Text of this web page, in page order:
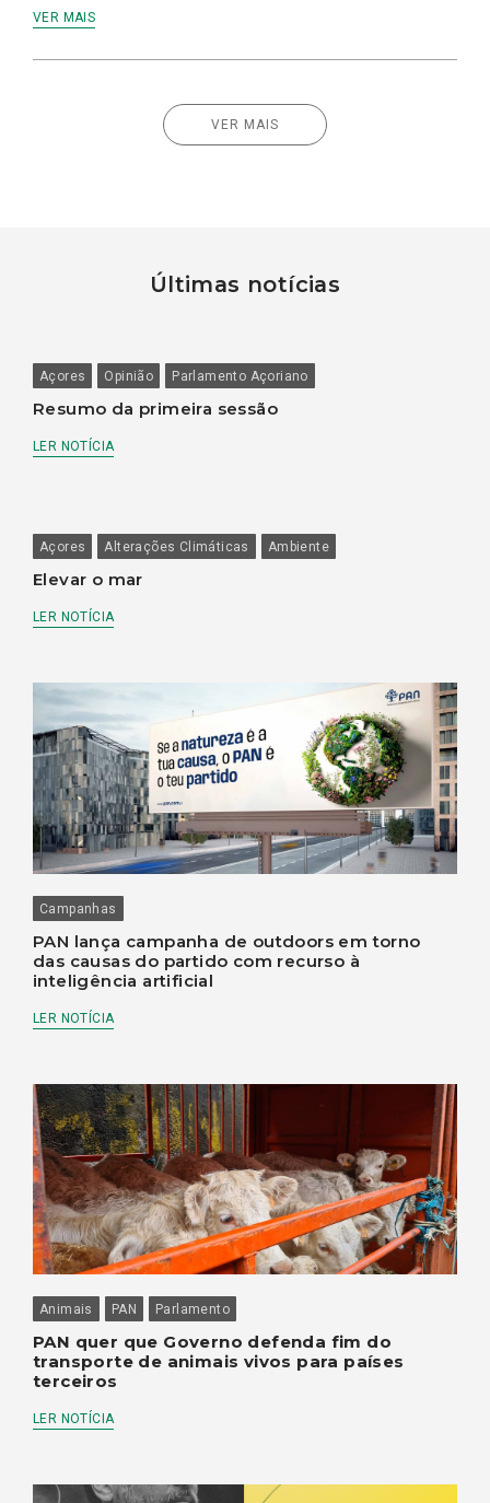
VER MAIS
VER MAIS
Últimas notícias
Açores Opinião Parlamento Açoriano
Resumo da primeira sessão
LER NOTÍCIA
Açores Alterações Climáticas Ambiente
Elevar o mar
LER NOTÍCIA
Campanhas
PAN lança campanha de outdoors em torno
das causas do partido com recurso à
inteligência artificial
LER NOTÍCIA
Animais PAN Parlamento
PAN quer que Governo defenda fim do
transporte de animais vivos para países
terceiros
LER NOTÍCIA